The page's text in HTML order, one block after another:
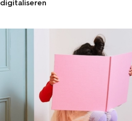
digitaliseren